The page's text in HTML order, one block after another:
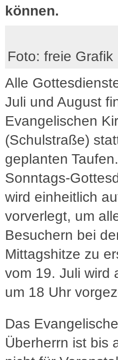
können.
Foto: freie Grafik
Alle
Juli und August
Evangelischen
(Schulstraße)
geplanten
Sonntags-
wird einheitlich
vorverlegt, um
Besuchern bei
Mittagshitze zu
vom 19. Juli wird
um 18 Uhr
Das
Überherrn ist bis